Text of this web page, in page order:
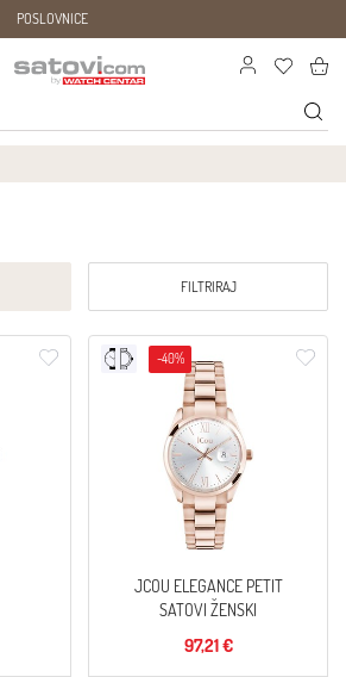
POSLOVNICE
FILTRIRAJ
-40%
JCOU ELEGANCE PETIT
SATOVI ŽENSKI
97,21 €